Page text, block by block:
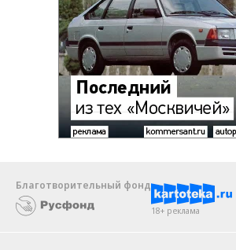
Благотворительный фонд
18+ реклама